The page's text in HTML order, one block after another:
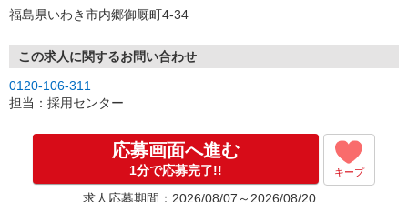
福島県いわき市内郷御厩町4-34
この求人に関するお問い合わせ
0120-106-311
担当：採用センター
応募画面へ進む
1分で応募完了!! キープ
求人応募期間：2026/08/07～2026/08/20